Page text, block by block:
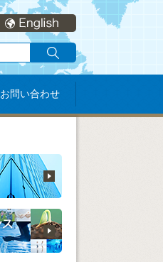
お問い合わせ